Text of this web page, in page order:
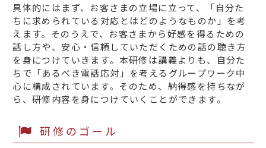
具体的にはまず、お客さまの立場に立って、「自分た
ちに求められている対応とはどのようなものか」を考
えます。そのうえで、お客さまから好感を得るための
話し方や、安心・信頼していただくための話の聴き方
を身につけていきます。本研修は講義よりも、自分た
ちで「あるべき電話応対」を考えるグループワーク中
心に構成されています。そのため、納得感を持ちなが
ら、研修内容を身につけていくことができます。
研修のゴール